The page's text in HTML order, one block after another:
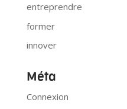
entreprendre
former
innover
Méta
Connexion